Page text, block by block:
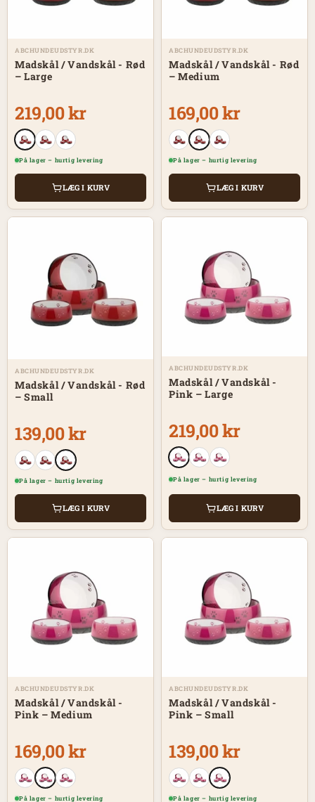
ABCHUNDEUDSTYR.DK
Madskål / Vandskål - Rød
– Large
219,00 kr
På lager – hurtig levering
LÆG I KURV
ABCHUNDEUDSTYR.DK
Madskål / Vandskål - Rød
– Medium
169,00 kr
På lager – hurtig levering
LÆG I KURV
ABCHUNDEUDSTYR.DK
Madskål / Vandskål - Rød
– Small
139,00 kr
På lager – hurtig levering
LÆG I KURV
ABCHUNDEUDSTYR.DK
Madskål / Vandskål -
Pink – Large
219,00 kr
På lager – hurtig levering
LÆG I KURV
ABCHUNDEUDSTYR.DK
Madskål / Vandskål -
Pink – Medium
169,00 kr
På lager – hurtig levering
ABCHUNDEUDSTYR.DK
Madskål / Vandskål -
Pink – Small
139,00 kr
På lager – hurtig levering